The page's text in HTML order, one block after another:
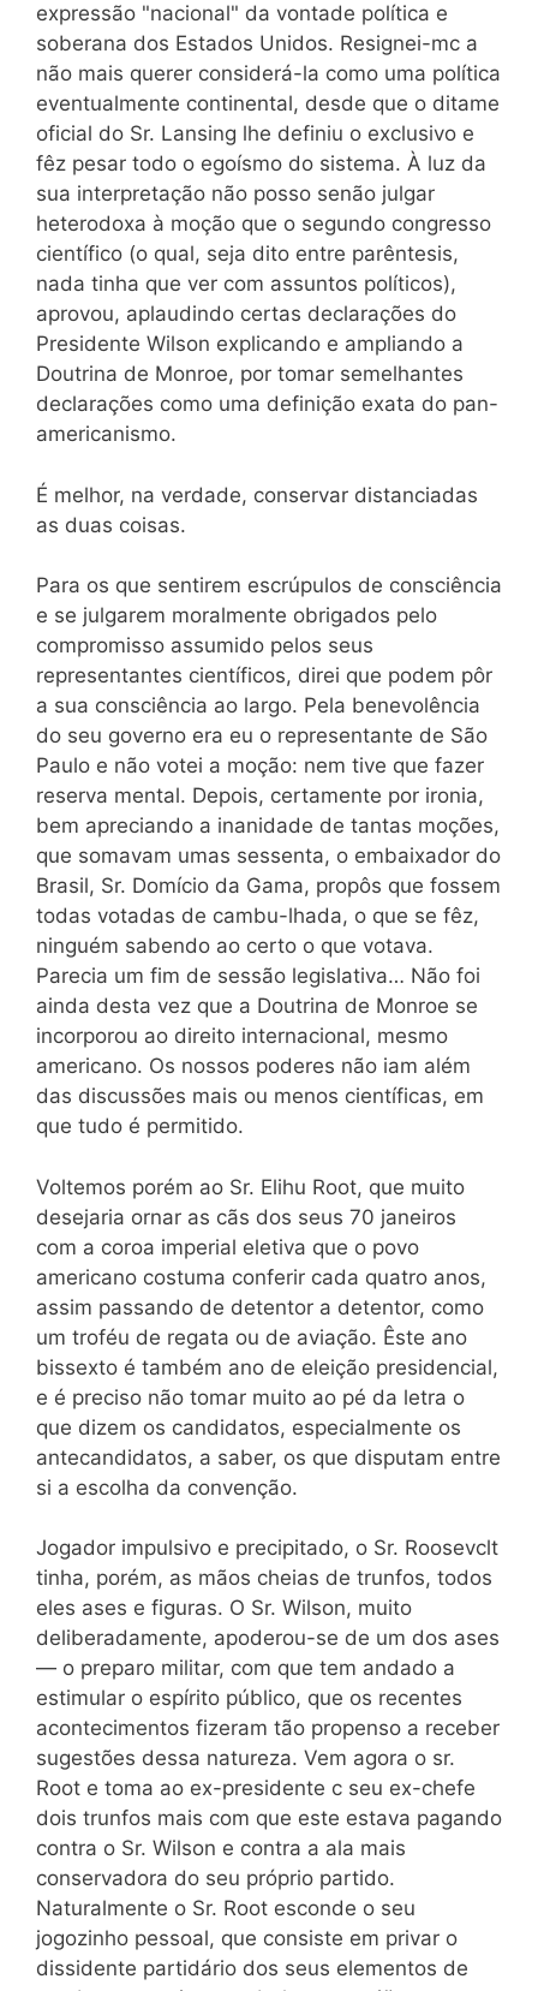
expressão "nacional" da vontade política e
soberana dos Estados Unidos. Resignei-mc a
não mais querer considerá-la como uma política
eventualmente continental, desde que o ditame
oficial do Sr. Lansing lhe definiu o exclusivo e
fêz pesar todo o egoísmo do sistema. À luz da
sua interpretação não posso senão julgar
heterodoxa à moção que o segundo congresso
científico (o qual, seja dito entre parêntesis,
nada tinha que ver com assuntos políticos),
aprovou, aplaudindo certas declarações do
Presidente Wilson explicando e ampliando a
Doutrina de Monroe, por tomar semelhantes
declarações como uma definição exata do pan-
americanismo.
É melhor, na verdade, conservar distanciadas
as duas coisas.
Para os que sentirem escrúpulos de consciência
e se julgarem moralmente obrigados pelo
compromisso assumido pelos seus
representantes científicos, direi que podem pôr
a sua consciência ao largo. Pela benevolência
do seu governo era eu o representante de São
Paulo e não votei a moção: nem tive que fazer
reserva mental. Depois, certamente por ironia,
bem apreciando a inanidade de tantas moções,
que somavam umas sessenta, o embaixador do
Brasil, Sr. Domício da Gama, propôs que fossem
todas votadas de cambu-lhada, o que se fêz,
ninguém sabendo ao certo o que votava.
Parecia um fim de sessão legislativa… Não foi
ainda desta vez que a Doutrina de Monroe se
incorporou ao direito internacional, mesmo
americano. Os nossos poderes não iam além
das discussões mais ou menos científicas, em
que tudo é permitido.
Voltemos porém ao Sr. Elihu Root, que muito
desejaria ornar as cãs dos seus 70 janeiros
com a coroa imperial eletiva que o povo
americano costuma conferir cada quatro anos,
assim passando de detentor a detentor, como
um troféu de regata ou de aviação. Êste ano
bissexto é também ano de eleição presidencial,
e é preciso não tomar muito ao pé da letra o
que dizem os candidatos, especialmente os
antecandidatos, a saber, os que disputam entre
si a escolha da convenção.
Jogador impulsivo e precipitado, o Sr. Roosevclt
tinha, porém, as mãos cheias de trunfos, todos
eles ases e figuras. O Sr. Wilson, muito
deliberadamente, apoderou-se de um dos ases
— o preparo militar, com que tem andado a
estimular o espírito público, que os recentes
acontecimentos fizeram tão propenso a receber
sugestões dessa natureza. Vem agora o sr.
Root e toma ao ex-presidente c seu ex-chefe
dois trunfos mais com que este estava pagando
contra o Sr. Wilson e contra a ala mais
conservadora do seu próprio partido.
Naturalmente o Sr. Root esconde o seu
jogozinho pessoal, que consiste em privar o
dissidente partidário dos seus elementos de